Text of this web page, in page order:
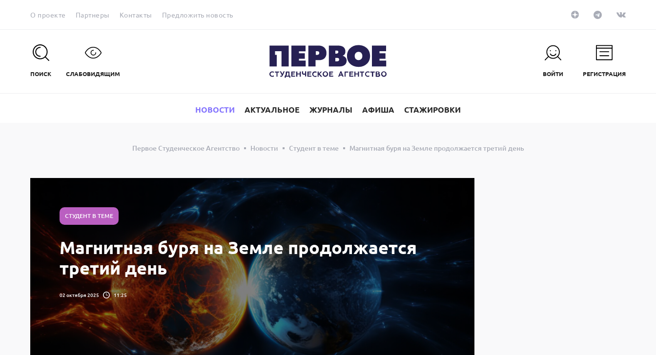
О проекте Партнеры Контакты Предложить новость
ПОИСК СЛАБОВИДЯЩИМ ВОЙТИ РЕГИСТРАЦИЯ
НОВОСТИ АКТУАЛЬНОЕ ЖУРНАЛЫ АФИША СТАЖИРОВКИ
Первое Студенческое Агентство Новости Студент в теме Магнитная буря на Земле продолжается третий день
СТУДЕНТ В ТЕМЕ
Магнитная буря на Земле продолжается
третий день
02 октября 2025 11:25